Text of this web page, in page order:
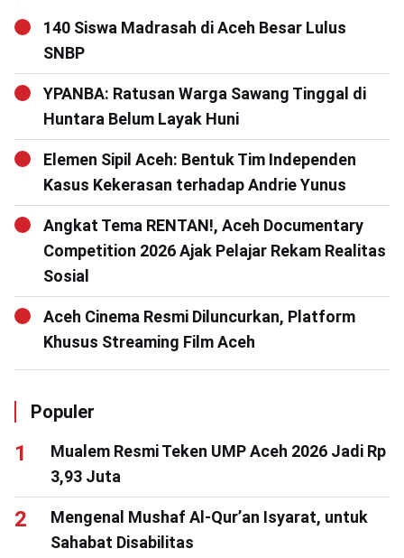
140 Siswa Madrasah di Aceh Besar Lulus
SNBP
YPANBA: Ratusan Warga Sawang Tinggal di
Huntara Belum Layak Huni
Elemen Sipil Aceh: Bentuk Tim Independen
Kasus Kekerasan terhadap Andrie Yunus
Angkat Tema RENTAN!, Aceh Documentary
Competition 2026 Ajak Pelajar Rekam Realitas
Sosial
Aceh Cinema Resmi Diluncurkan, Platform
Khusus Streaming Film Aceh
Populer
Mualem Resmi Teken UMP Aceh 2026 Jadi Rp
3,93 Juta
Mengenal Mushaf Al-Qur’an Isyarat, untuk
Sahabat Disabilitas